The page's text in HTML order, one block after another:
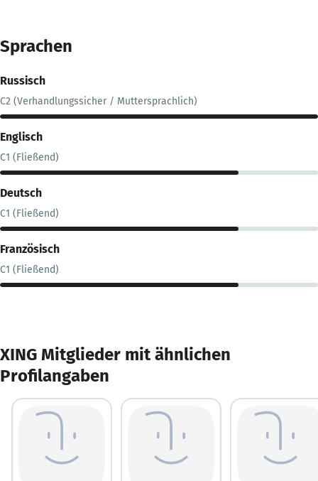
Sprachen
Russisch
C2 (Verhandlungssicher / Muttersprachlich)
Englisch
C1 (Fließend)
Deutsch
C1 (Fließend)
Französisch
C1 (Fließend)
XING Mitglieder mit ähnlichen
Profilangaben